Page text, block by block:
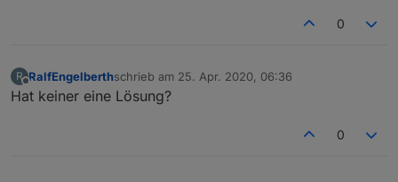
0
R
Offline
RalfEngelberthschrieb am 25. Apr. 2020, 06:36
zuletzt editiert von
Hat keiner eine Lösung?
0